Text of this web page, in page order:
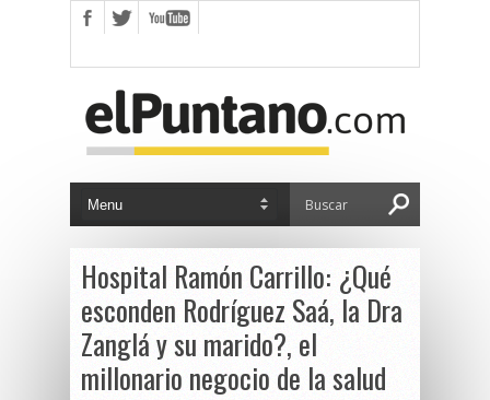
Hospital Ramón Carrillo: ¿Qué
esconden Rodríguez Saá, la Dra
Zanglá y su marido?, el
millonario negocio de la salud